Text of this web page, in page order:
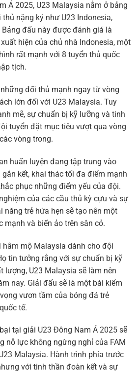
Á 2025, U23 Malaysia nằm ở bảng
nặng ký như U23 Indonesia,
Bảng đấu này được đánh giá là
hiện của chủ nhà Indonesia, một
rất mạnh với 8 tuyển thủ quốc
tịch.
đối thủ mạnh ngay từ vòng
lớn đối với U23 Malaysia. Tuy
mẽ, sự chuẩn bị kỹ lưỡng và tinh
tuyển đặt mục tiêu vượt qua vòng
vòng trong.
huấn luyện đang tập trung vào
kết, khai thác tối đa điểm mạnh
phục những điểm yếu của đội.
của các cầu thủ kỳ cựu và sự
năng trẻ hứa hẹn sẽ tạo nên một
mạnh và biến ảo trên sân cỏ.
mộ Malaysia dành cho đội
tin tưởng rằng với sự chuẩn bị kỹ
lượng, U23 Malaysia sẽ làm nên
nay. Giải đấu sẽ là một bài kiểm
vươn tầm của bóng đá trẻ
tế.
tại giải U23 Đông Nam Á 2025 sẽ
nỗ lực không ngừng nghỉ của FAM
Malaysia. Hành trình phía trước
với tinh thần đoàn kết và sự